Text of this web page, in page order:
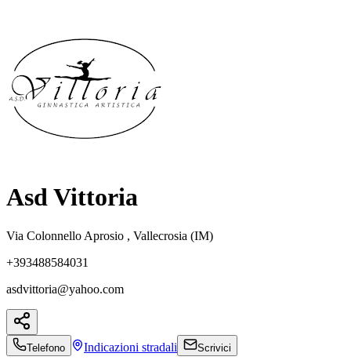
Asd Vittoria
Via Colonnello Aprosio , Vallecrosia (IM)
+393488584031
asdvittoria@yahoo.com
Telefono Indicazioni stradali Scrivici